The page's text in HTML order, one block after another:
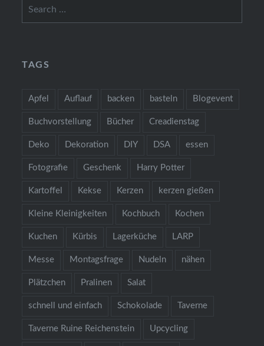
TAGS
Apfel Auflauf backen basteln Blogevent
Buchvorstellung Bücher Creadienstag
Deko Dekoration DIY DSA essen
Fotografie Geschenk Harry Potter
Kartoffel Kekse Kerzen kerzen gießen
Kleine Kleinigkeiten Kochbuch Kochen
Kuchen Kürbis Lagerküche LARP
Messe Montagsfrage Nudeln nähen
Plätzchen Pralinen Salat
schnell und einfach Schokolade Taverne
Taverne Ruine Reichenstein Upcycling